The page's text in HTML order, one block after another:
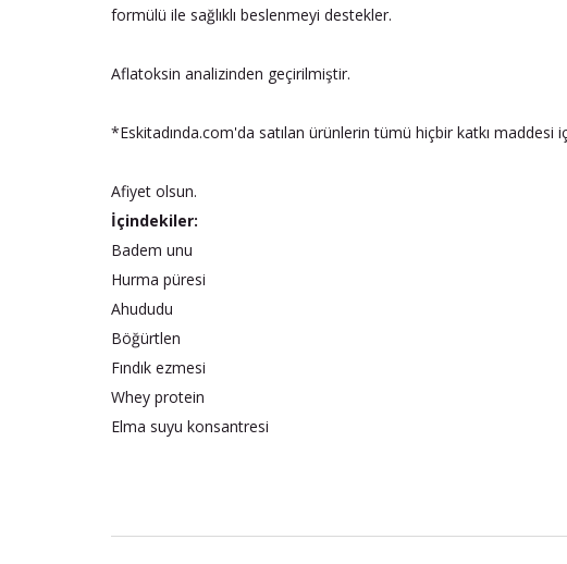
formülü ile sağlıklı beslenmeyi destekler.
Aflatoksin analizinden geçirilmiştir.
*Eskitadında.com'da satılan ürünlerin tümü hiçbir katkı
Afiyet olsun.
İçindekiler:
Badem unu
Hurma püresi
Ahududu
Böğürtlen
Fındık ezmesi
Whey protein
Elma suyu konsantresi